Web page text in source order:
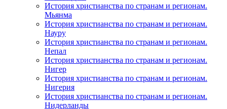
История христианства по странам и регионам.
Мьянма
История христианства по странам и регионам.
Науру
История христианства по странам и регионам.
Непал
История христианства по странам и регионам.
Нигер
История христианства по странам и регионам.
Нигерия
История христианства по странам и регионам.
Нидерланды